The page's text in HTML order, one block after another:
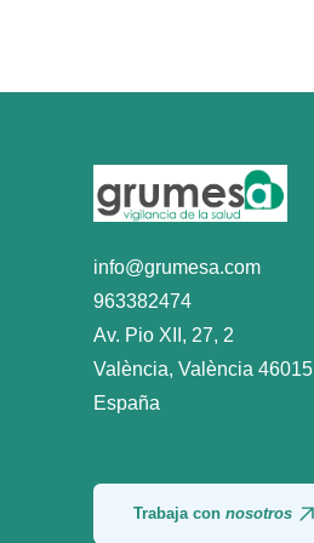
info@grumesa.com
963382474
Av. Pio XII, 27, 2
València, València 46015
España
Trabaja con nosotros